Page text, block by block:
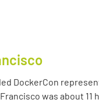
DockerCon
was about